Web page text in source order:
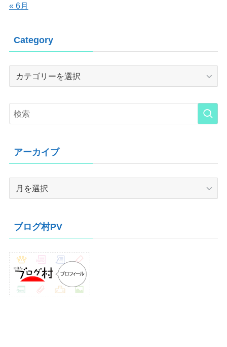
« 6月
Category
Category
アーカイブ
ブ
ブログ村PV